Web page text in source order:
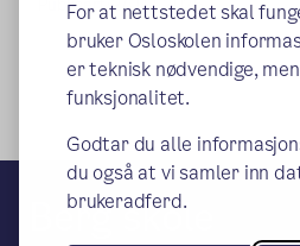
For at nettstedet skal
bruker Osloskolen
er teknisk nødvendige,
funksjonalitet.
Godtar du alle
du også at vi samler inn
brukeradferd.
Berg skole